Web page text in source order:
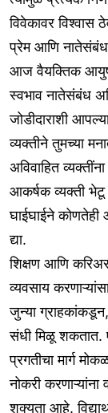
विवेकावर विश्वास
प्रेम आणि
आज वैयक्तिक
स्वभाव नातेसंबंध
जोडीदाराशी
व्यक्तीने तुमच्या
अविवाहित
आकर्षक व्यक्ती
घाईघाईने कोणतेही
द्या.
शिक्षण आणि
व्यवसाय
जुन्या ग्राहकांकडून,
संधी मिळू शकतात.
प्रगतीचा मार्ग
नोकरी
शक्यता आहे.